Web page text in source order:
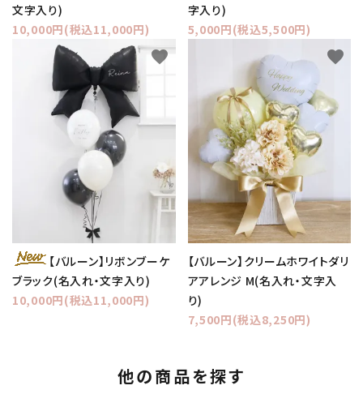
文字入り)
10,000円(税込11,000円)
字入り)
5,000円(税込5,500円)
【バルーン】リボンブーケ
ブラック(名入れ・文字入り)
10,000円(税込11,000円)
favorite
【バルーン】クリームホワイトダリ
アアレンジ M(名入れ・文字入
り)
7,500円(税込8,250円)
favorite
他の商品を探す